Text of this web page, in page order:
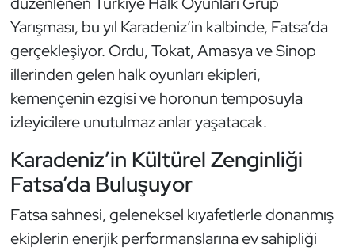
Yarışması, bu yıl Karadeniz’in kalbinde, Fatsa’da
gerçekleşiyor. Ordu, Tokat, Amasya ve Sinop
illerinden gelen halk oyunları ekipleri,
kemençenin ezgisi ve horonun temposuyla
izleyicilere unutulmaz anlar yaşatacak.
Karadeniz’in Kültürel Zenginliği
Fatsa’da Buluşuyor
Fatsa sahnesi, geleneksel kıyafetlerle donanmış
ekiplerin enerjik performanslarına ev sahipliği
Güreş
Halter
Hava Sporları
İşitme Engelli Sporcular
Judo ve Kuraş